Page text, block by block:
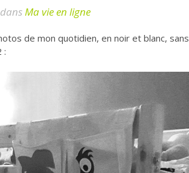
Ma vie en ligne
de mon quotidien, en noir et blanc, sans
: